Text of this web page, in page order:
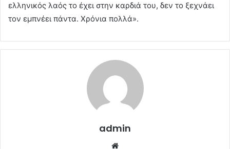
ελληνικός λαός το έχει στην καρδιά του, δεν το ξεχνάει
τον εμπνέει πάντα. Χρόνια πολλά».
admin